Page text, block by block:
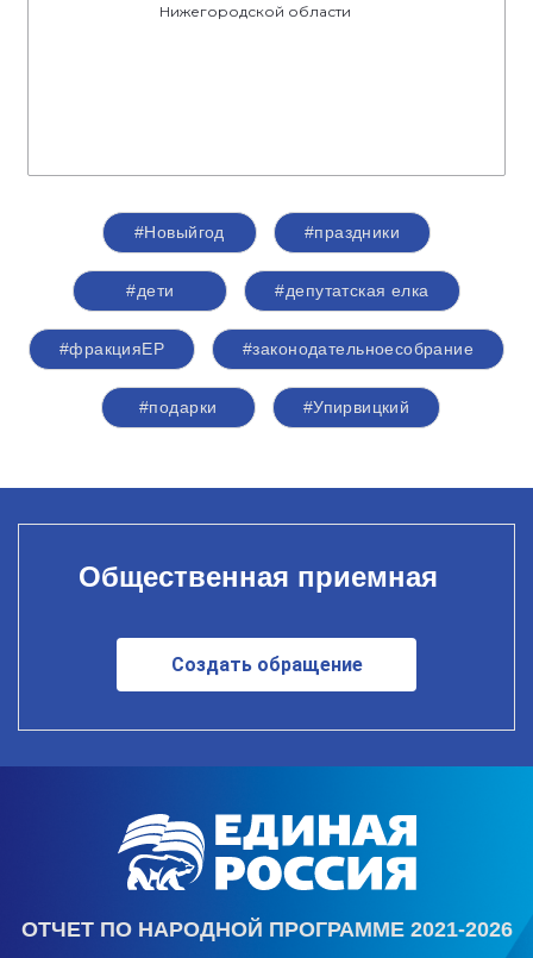
Нижегородской области
#Новыйгод #праздники
#дети #депутатская елка
#фракцияЕР #законодательноесобрание
#подарки #Упирвицкий
Общественная приемная
Создать обращение
ОТЧЕТ ПО НАРОДНОЙ ПРОГРАММЕ 2021-2026